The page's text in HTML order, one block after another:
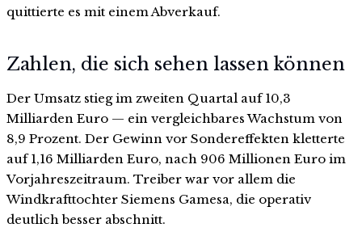
quittierte es mit einem Abverkauf.
Zahlen, die sich sehen lassen können
Der Umsatz stieg im zweiten Quartal auf 10,3
Milliarden Euro — ein vergleichbares Wachstum von
8,9 Prozent. Der Gewinn vor Sondereffekten kletterte
auf 1,16 Milliarden Euro, nach 906 Millionen Euro im
Vorjahreszeitraum. Treiber war vor allem die
Windkrafttochter Siemens Gamesa, die operativ
deutlich besser abschnitt.